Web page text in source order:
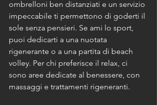
ombrelloni ben distanziati e un servizio
impeccabile ti permettono di goderti il
sole senza pensieri. Se ami lo sport,
puoi dedicarti a una nuotata
rigenerante o a una partita di beach
volley. Per chi preferisce il relax, ci
sono aree dedicate al benessere, con
massaggi e trattamenti rigeneranti.